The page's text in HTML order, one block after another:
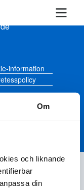
Om
och liknande
din
information
rights reserved